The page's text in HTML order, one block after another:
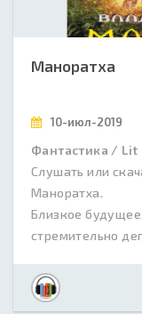
Маноратха
10-июл-2019
Фантастика / Lit
Слушать или
Маноратха.
Близкое
стремительно